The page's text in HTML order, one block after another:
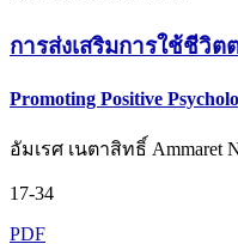
การส่งเสริมการใช้ชีวิ
Promoting Positive
อัมเรศ เนตาสิทธิ์ Ammaret
17-34
PDF